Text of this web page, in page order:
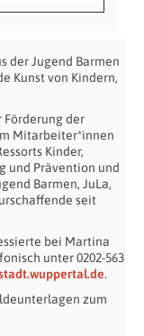
der Jugend Barmen
Kunst von Kindern,
Förderung der
Mitarbeiter*innen
Kinder,
und Prävention und
Barmen, JuLa,
seit
bei Martina
unter 0202-563
.
zum